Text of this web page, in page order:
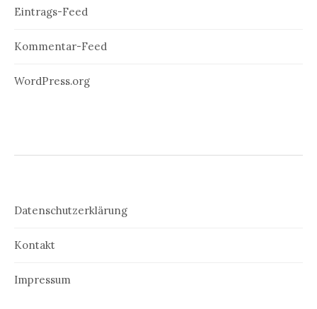
Eintrags-Feed
Kommentar-Feed
WordPress.org
Datenschutzerklärung
Kontakt
Impressum